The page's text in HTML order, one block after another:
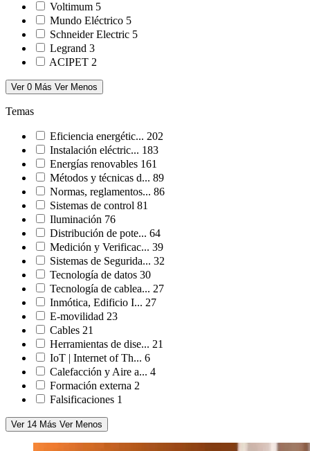
Voltimum 5
Mundo Eléctrico 5
Schneider Electric 5
Legrand 3
ACIPET 2
Ver 0 Más Ver Menos
Temas
Eficiencia energétic... 202
Instalación eléctric... 183
Energías renovables 161
Métodos y técnicas d... 89
Normas, reglamentos... 86
Sistemas de control 81
Iluminación 76
Distribución de pote... 64
Medición y Verificac... 39
Sistemas de Segurida... 32
Tecnología de datos 30
Tecnología de cablea... 27
Inmótica, Edificio I... 27
E-movilidad 23
Cables 21
Herramientas de dise... 21
IoT | Internet of Th... 6
Calefacción y Aire a... 4
Formación externa 2
Falsificaciones 1
Ver 14 Más Ver Menos